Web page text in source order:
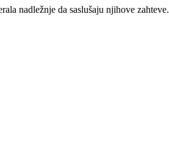
nadležnje da saslušaju njihove zahteve.